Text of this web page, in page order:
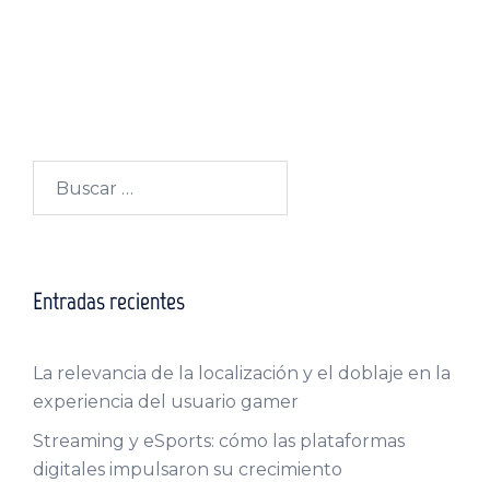
Entradas recientes
La relevancia de la localización y el doblaje en la
experiencia del usuario gamer
Streaming y eSports: cómo las plataformas
digitales impulsaron su crecimiento